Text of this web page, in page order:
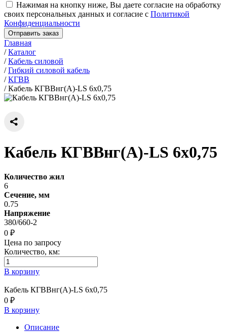
Нажимая на кнопку ниже, Вы даете согласие на обработку
своих персональных данных и согласие с Политикой
Конфиденциальности
Отправить заказ
Главная
/Каталог
/Кабель силовой
/Гибкий силовой кабель
/КГВВ
/Кабель КГВВнг(А)-LS 6х0,75
Кабель КГВВнг(А)-LS 6х0,75
Количество жил
6
Сечение, мм
0.75
Напряжение
380/660-2
0 ₽
Цена по запросу
Количество, км:
В корзину
Кабель КГВВнг(А)-LS 6х0,75
0 ₽
В корзину
Описание